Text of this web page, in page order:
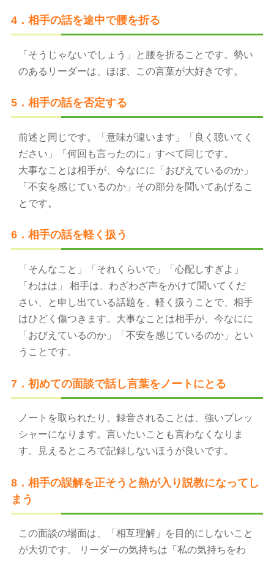
4．相手の話を途中で腰を折る
「そうじゃないでしょう」と腰を折ることです。勢い
のあるリーダーは、ほぼ、この言葉が大好きです。
5．相手の話を否定する
前述と同じです。「意味が違います」「良く聴いてく
ださい」「何回も言ったのに」すべて同じです。
大事なことは相手が、今なにに「おびえているのか」
「不安を感じているのか」その部分を聞いてあげるこ
とです。
6．相手の話を軽く扱う
「そんなこと」「それくらいで」「心配しすぎよ」
「わはは」 相手は、わざわざ声をかけて聞いてくだ
さい、と申し出ている話題を、軽く扱うことで、相手
はひどく傷つきます。大事なことは相手が、今なにに
「おびえているのか」「不安を感じているのか」とい
うことです。
7．初めての面談で話し言葉をノートにとる
ノートを取られたり、録音されることは、強いプレッ
シャーになります。言いたいことも言わなくなりま
す。見えるところで記録しないほうが良いです。
8．相手の誤解を正そうと熱が入り説教になってし
まう
この面談の場面は、「相互理解」を目的にしないこと
が大切です。 リーダーの気持ちは「私の気持ちをわ